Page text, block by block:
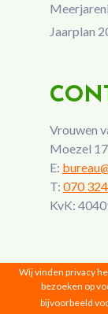
Jaarplan
Vrouwen
Moezel
E:
T: 070
KvK:
Wij vinden privacy
bezoeken op
bijvoorbeeld